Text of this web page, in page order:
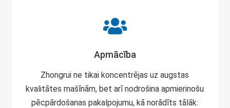
Apmācība
Zhongrui ne tikai koncentrējas uz augstas
kvalitātes mašīnām, bet arī nodrošina apmierinošu
pēcpārdošanas pakalpojumu, kā norādīts tālāk: